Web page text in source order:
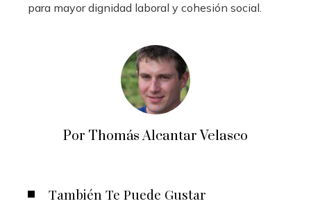
para mayor dignidad laboral y cohesión social.
Por Thomás Alcantar Velasco
También Te Puede Gustar